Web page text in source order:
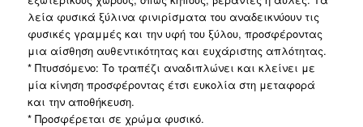
λεία φυσικά ξύλινα φινιρίσματα του αναδεικνύουν τις
φυσικές γραμμές και την υφή του ξύλου, προσφέροντας
μια αίσθηση αυθεντικότητας και ευχάριστης απλότητας.
* Πτυσσόμενο: Το τραπέζι αναδιπλώνει και κλείνει με
μία κίνηση προσφέροντας έτσι ευκολία στη μεταφορά
και την αποθήκευση.
* Προσφέρεται σε χρώμα φυσικό.